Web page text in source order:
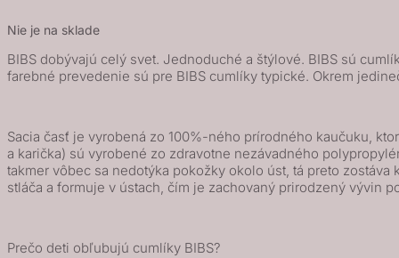
Nie je na sklade
BIBS dobývajú celý svet. Jednoduché a štýlové. BIBS sú
farebné prevedenie sú pre BIBS cumlíky typické. Okrem
Sacia časť je vyrobená zo 100%-ného prírodného kaučuku,
a karička) sú vyrobené zo zdravotne nezávadného
takmer vôbec sa nedotýka pokožky okolo úst, tá preto
stláča a formuje v ústach, čím je zachovaný prirodzený vývin
Prečo deti obľubujú cumlíky BIBS?